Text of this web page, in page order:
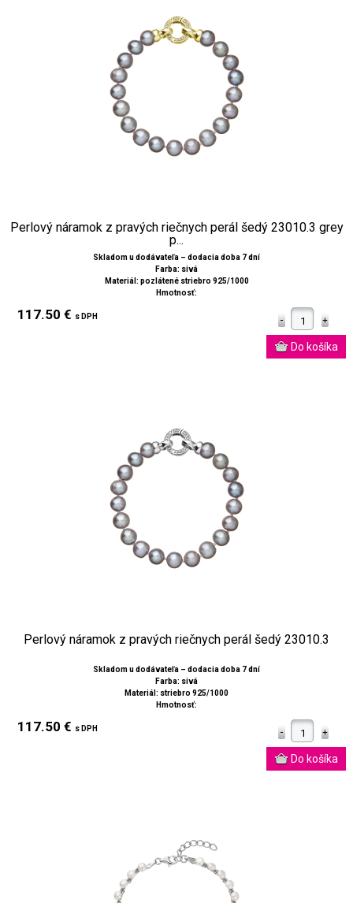
Perlový náramok z pravých riečnych perál šedý 23010.3 grey
p...
Skladom u dodávateľa – dodacia doba 7 dní
Farba: sivá
Materiál: pozlátené striebro 925/1000
Hmotnosť:
117.50 € s DPH
Perlový náramok z pravých riečnych perál šedý 23010.3
Skladom u dodávateľa – dodacia doba 7 dní
Farba: sivá
Materiál: striebro 925/1000
Hmotnosť:
117.50 € s DPH